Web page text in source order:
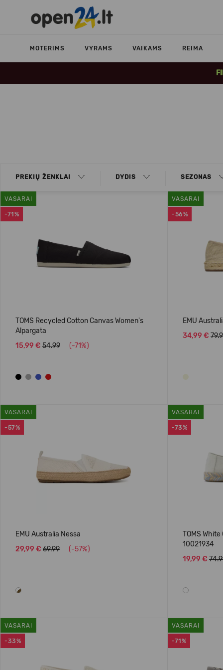
MOTERIMS VYRAMS VAIKAMS REIMA
PREKIŲ ŽENKLAI DYDIS SEZONAS
-71%
VASARAI
TOMS Recycled Cotton Canvas Women's
Alpargata
15,99 € 54.99 (-71%)
-56%
VASARAI
EMU
34,99 €
-57%
VASARAI
EMU Australia Nessa
29,99 € 69.99 (-57%)
-73%
VASARAI
TOMS
10021934
19,99 €
-33%
VASARAI
-71%
VASARAI